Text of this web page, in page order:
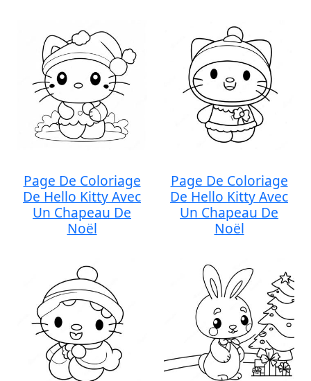
Page De Coloriage
De Hello Kitty Avec
Un Chapeau De
Noël
Page De Coloriage
De Hello Kitty Avec
Un Chapeau De
Noël